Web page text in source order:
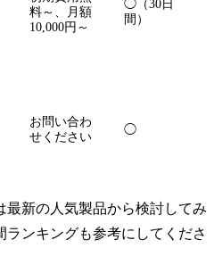
料～、月額
10,000円～
◯（30日
間）
お問い合わ
せください
◯
新の人気製品から検討してみ
ンキングも参考にしてくださ